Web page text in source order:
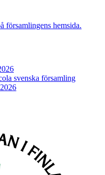
församlingens hemsida.
svenska församling